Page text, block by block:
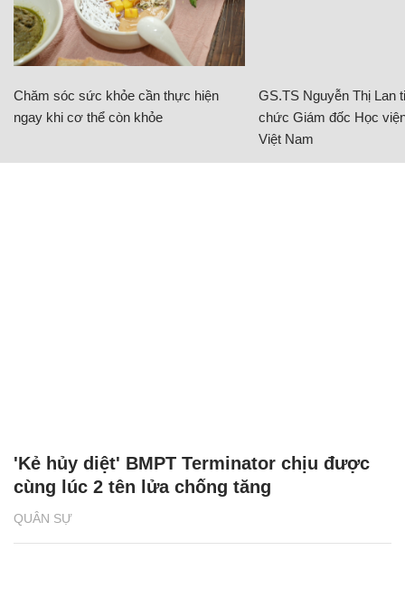
Chăm sóc sức khỏe cần thực hiện
ngay khi cơ thể còn khỏe
GS.TS Nguyễn Thị Lan
chức Giám đốc Học
Việt Nam
QUÂN SỰ
'Kẻ hủy diệt' BMPT Terminator chịu được
cùng lúc 2 tên lửa chống tăng